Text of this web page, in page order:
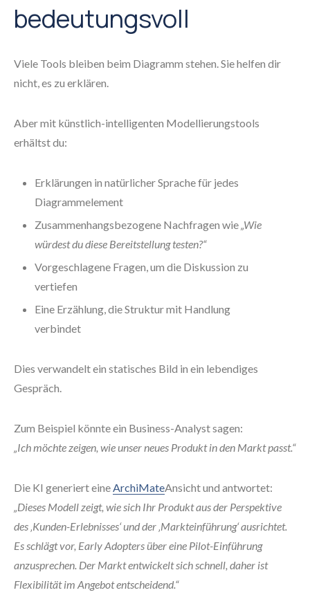
bedeutungsvoll
Viele Tools bleiben beim Diagramm stehen. Sie helfen dir
nicht, es zu erklären.
Aber mit künstlich-intelligenten Modellierungstools
erhältst du:
Erklärungen in natürlicher Sprache für jedes
Diagrammelement
Zusammenhangsbezogene Nachfragen wie„Wie
würdest du diese Bereitstellung testen?“
Vorgeschlagene Fragen, um die Diskussion zu
vertiefen
Eine Erzählung, die Struktur mit Handlung
verbindet
Dies verwandelt ein statisches Bild in ein lebendiges
Gespräch.
Zum Beispiel könnte ein Business-Analyst sagen:
„Ich möchte zeigen, wie unser neues Produkt in den Markt passt.“
Die KI generiert eineArchiMateAnsicht und antwortet:
„Dieses Modell zeigt, wie sich Ihr Produkt aus der Perspektive
des ‚Kunden-Erlebnisses‘ und der ‚Markteinführung‘ ausrichtet.
Es schlägt vor, Early Adopters über eine Pilot-Einführung
anzusprechen. Der Markt entwickelt sich schnell, daher ist
Flexibilität im Angebot entscheidend.“